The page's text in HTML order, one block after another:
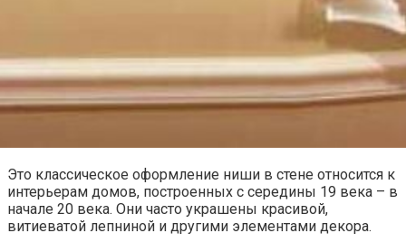
Это классическое оформление ниши в стене относится к
интерьерам домов, построенных с середины 19 века – в
начале 20 века. Они часто украшены красивой,
витиеватой лепниной и другими элементами декора.